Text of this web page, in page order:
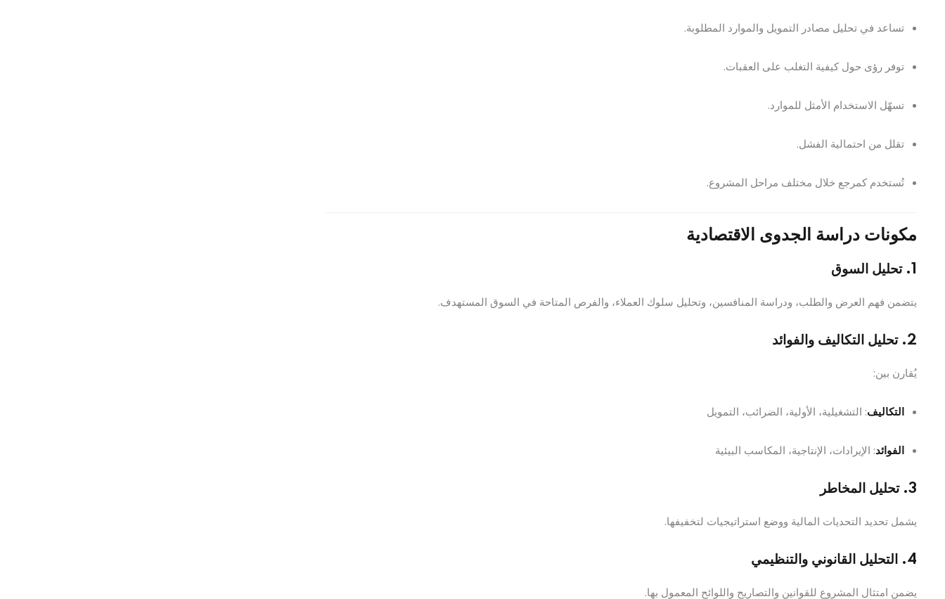
تساعد في تحليل مصادر التمويل والموارد المطلوبة.
توفر رؤى حول كيفية التغلب على العقبات.
تسهّل الاستخدام الأمثل للموارد.
تقلل من احتمالية الفشل.
تُستخدم كمرجع خلال مختلف مراحل المشروع.
مكونات دراسة الجدوى الاقتصادية
يتضمن فهم العرض والطلب، ودراسة المنافسين، وتحليل سلوك العملاء، والفرص المتاحة في السوق المستهدف.
2. تحليل التكاليف والفوائد
يُقارن بين:
التكاليف: التشغيلية، الأولية، الضرائب، التمويل
الفوائد: الإيرادات، الإنتاجية، المكاسب البيئية
3. تحليل المخاطر
يشمل تحديد التحديات المالية ووضع استراتيجيات لتخفيفها.
4. التحليل القانوني والتنظيمي
يضمن امتثال المشروع للقوانين والتصاريح واللوائح المعمول بها.